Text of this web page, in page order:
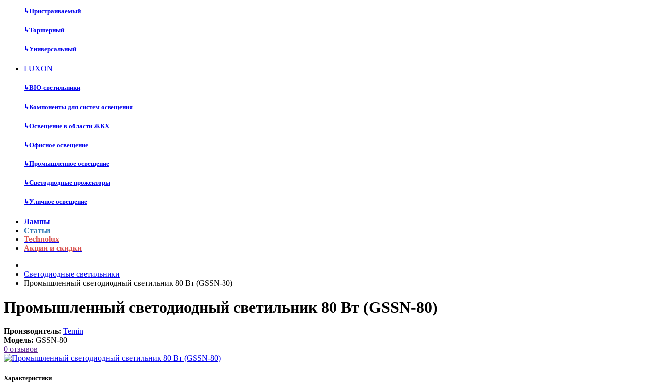
↳Пристраиваемый
↳Торшерный
↳Универсальный
LUXON
↳BIO-светильники
↳Компоненты для систем освещения
↳Освещение в области ЖКХ
↳Офисное освещение
↳Промышленное освещение
↳Светодиодные прожекторы
↳Уличное освещение
Лампы
Статьи
Technolux
Акции и скидки
Cветодиодные светильники
Промышленный светодиодный светильник 80 Вт (GSSN-80)
Промышленный светодиодный светильник 80 Вт (GSSN-80)
Производитель: Temin
Модель: GSSN-80
0 отзывов
Характеристики